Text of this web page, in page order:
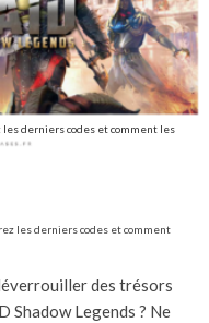
les derniers codes et comment les
les derniers codes et comment
des trésors
Shadow Legends ? Ne